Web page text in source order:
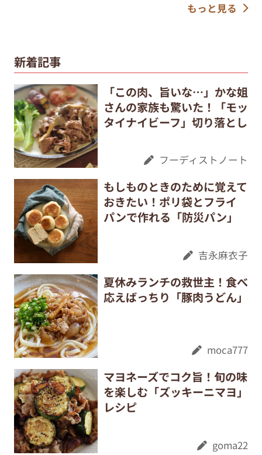
もっと見る
新着記事
「この肉、旨いな…」かな姐
さんの家族も驚いた！「モッ
タイナイビーフ」切り落とし
フーディストノート
もしものときのために覚えて
おきたい！ポリ袋とフライ
パンで作れる「防災パン」
吉永麻衣子
夏休みランチの救世主！食べ
応えばっちり「豚肉うどん」
moca777
マヨネーズでコク旨！旬の味
を楽しむ「ズッキーニマヨ」
レシピ
goma22